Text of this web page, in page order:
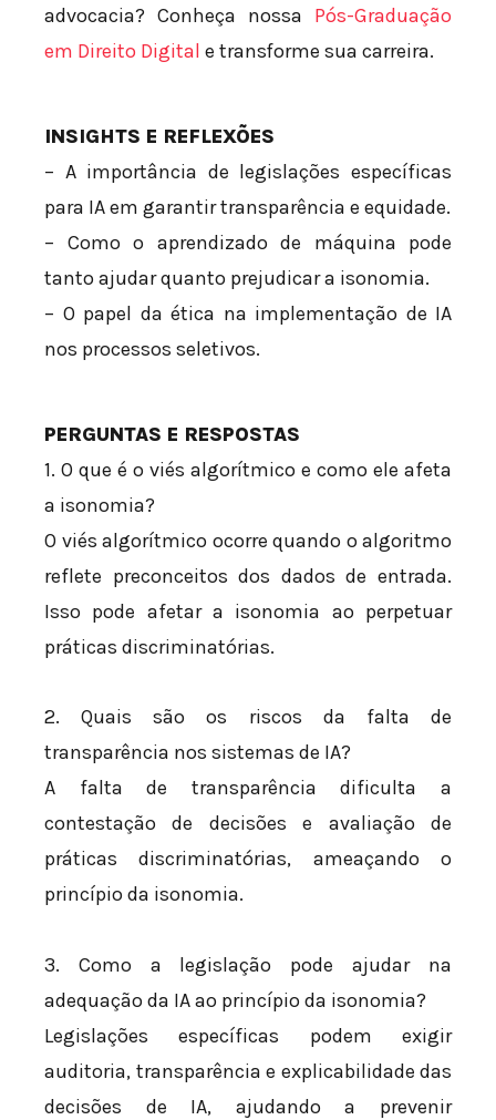
advocacia? Conheça nossa Pós-Graduação
em Direito Digital e transforme sua carreira.
INSIGHTS E REFLEXÕES
– A importância de legislações específicas
para IA em garantir transparência e equidade.
– Como o aprendizado de máquina pode
tanto ajudar quanto prejudicar a isonomia.
– O papel da ética na implementação de IA
nos processos seletivos.
PERGUNTAS E RESPOSTAS
1. O que é o viés algorítmico e como ele afeta
a isonomia?
O viés algorítmico ocorre quando o algoritmo
reflete preconceitos dos dados de entrada.
Isso pode afetar a isonomia ao perpetuar
práticas discriminatórias.
2. Quais são os riscos da falta de
transparência nos sistemas de IA?
A falta de transparência dificulta a
contestação de decisões e avaliação de
práticas discriminatórias, ameaçando o
princípio da isonomia.
3. Como a legislação pode ajudar na
adequação da IA ao princípio da isonomia?
Legislações específicas podem exigir
auditoria, transparência e explicabilidade das
decisões de IA, ajudando a prevenir